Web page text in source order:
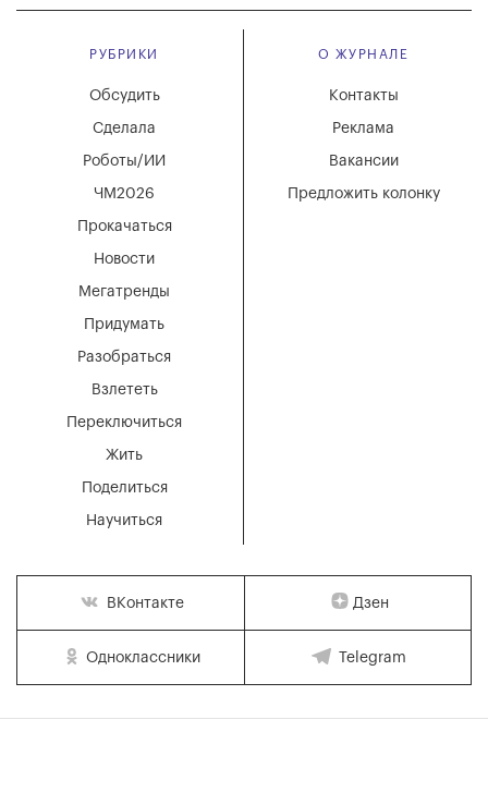
РУБРИКИ
Мегатренды
Придумать
Разобраться
Взлететь
Новости
Переключиться
Жить
Поделиться
Научиться
Обсудить
Сделала
Роботы/ИИ
ЧМ2026
Прокачаться
О ЖУРНАЛЕ
Вакансии
Реклама
Контакты
Предложить колонку
ВКонтакте Дзен
Одноклассники Telegram